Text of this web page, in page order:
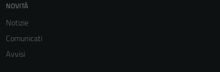
NOVITÀ
Notizie
Comunicati
Avvisi